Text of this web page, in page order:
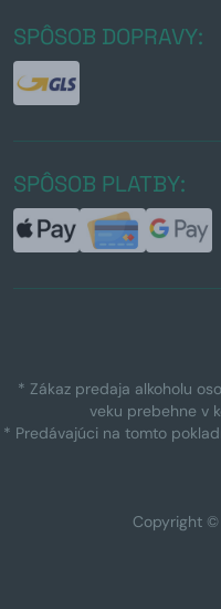
SPÔSOB DOPRAVY:
SPÔSOB PLATBY:
* Zákaz predaja alkoholu
veku prebehne v
* Predávajúci na tomto
Copyright